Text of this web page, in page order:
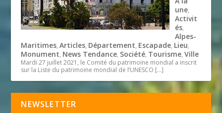
une,
Activit
és,
Alpes-
Maritimes,Articles, Département, Escapade, Lieu,
Monument, News Tendance, Société, Tourisme,Ville
Mardi 27 juillet 2021, le Comité du patrimoine mondial a inscrit
sur la Liste du patrimoine mondial de l’UNESCO […]
NEWSLETTER